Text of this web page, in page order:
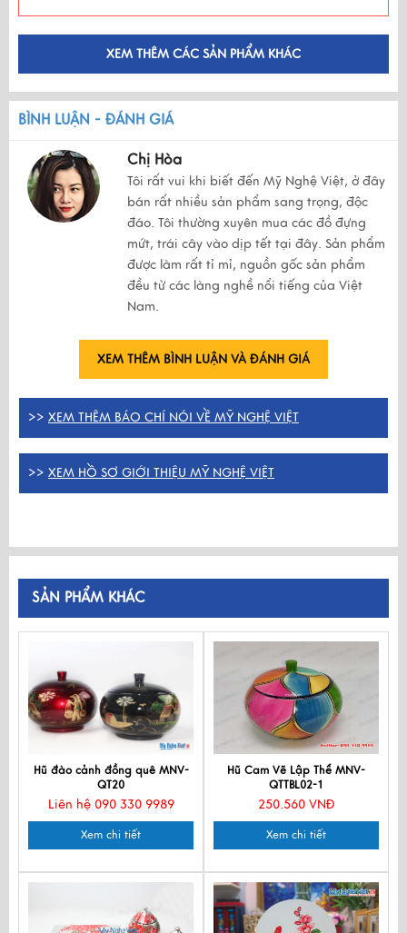
XEM THÊM CÁC SẢN PHẨM KHÁC
BÌNH LUẬN - ĐÁNH GIÁ
Chị Hòa
Tôi rất vui khi biết đến Mỹ Nghệ Việt, ở đây
bán rất nhiều sản phẩm sang trọng, độc
đáo. Tôi thường xuyên mua các đồ đựng
mứt, trái cây vào dịp tết tại đây. Sản phẩm
được làm rất tỉ mỉ, nguồn gốc sản phẩm
đều từ các làng nghề nổi tiếng của Việt
Nam.
XEM THÊM BÌNH LUẬN VÀ ĐÁNH GIÁ
>> XEM THÊM BÁO CHÍ NÓI VỀ MỸ NGHỆ VIỆT
>> XEM HỒ SƠ GIỚI THIỆU MỸ NGHỆ VIỆT
SẢN PHẨM KHÁC
Hũ đào cảnh đồng quê MNV-
QT20
Liên hệ 090 330 9989
Xem chi tiết
Hũ Cam Vẽ Lập Thể MNV-
QTTBL02-1
250.560 VNĐ
Xem chi tiết